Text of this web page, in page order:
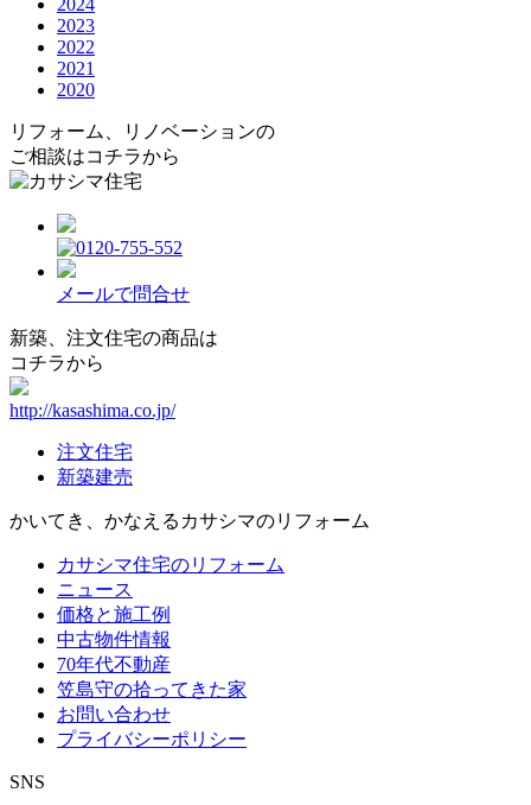
2023
2022
2021
2020
リフォーム、リノベーションの
ご相談はコチラから
メールで問合せ
新築、注文住宅の商品は
コチラから
http://kasashima.co.jp/
注文住宅
新築建売
かいてき、かなえる カサシマのリフォーム
カサシマ住宅のリフォーム
ニュース
価格と施工例
中古物件情報
70年代不動産
笠島守の拾ってきた家
お問い合わせ
プライバシーポリシー
SNS